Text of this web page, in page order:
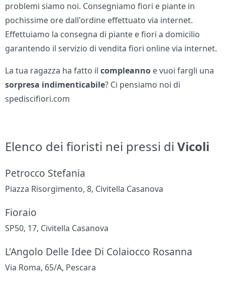
problemi siamo noi. Consegniamo fiori e piante in
pochissime ore dall'ordine effettuato via internet.
Effettuiamo la consegna di piante e fiori a domicilio
garantendo il servizio di vendita fiori online via internet.
La tua ragazza ha fatto ilcompleanno e vuoi fargli una
sorpresa indimenticabile? Ci pensiamo noi di
spediscifiori.com
Elenco dei fioristi nei pressi diVicoli
Petrocco Stefania
Piazza Risorgimento, 8, Civitella Casanova
Fioraio
SP50, 17, Civitella Casanova
L'Angolo Delle Idee Di Colaiocco Rosanna
Via Roma, 65/A, Pescara